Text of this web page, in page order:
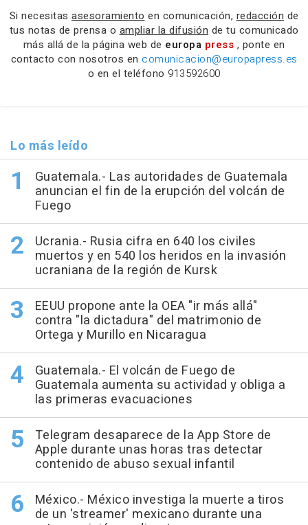
Si necesitas asesoramiento en comunicación, redacción de
tus notas de prensa o ampliar la difusión de tu comunicado
más allá de la página web de europa press , ponte en
contacto con nosotros en comunicacion@europapress.es
o en el teléfono 913592600
Lo más leído
Guatemala.- Las autoridades de Guatemala
anuncian el fin de la erupción del volcán de
Fuego
Ucrania.- Rusia cifra en 640 los civiles
muertos y en 540 los heridos en la invasión
ucraniana de la región de Kursk
EEUU propone ante la OEA "ir más allá"
contra "la dictadura" del matrimonio de
Ortega y Murillo en Nicaragua
Guatemala.- El volcán de Fuego de
Guatemala aumenta su actividad y obliga a
las primeras evacuaciones
Telegram desaparece de la App Store de
Apple durante unas horas tras detectar
contenido de abuso sexual infantil
México.- México investiga la muerte a tiros
de un 'streamer' mexicano durante una